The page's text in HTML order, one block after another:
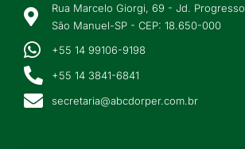
Rua Marcelo Giorgi, 69 - Jd. Progresso
São Manuel-SP - CEP: 18.650-000
+55 14 99106-9198
+55 14 3841-6841
secretaria@abcdorper.com.br